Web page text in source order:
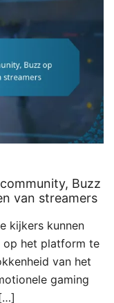
Buzz
van streamers
kijkers kunnen
op het platform te
van het
gaming